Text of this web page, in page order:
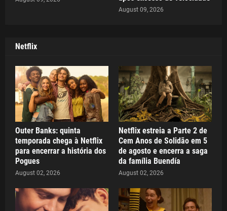
August 09, 2026
Netflix
Outer Banks: quinta
temporada chega à Netflix
para encerrar a história dos
Pogues
August 02, 2026
Netflix estreia a Parte 2 de
Cem Anos de Solidão em 5
de agosto e encerra a saga
da família Buendía
August 02, 2026